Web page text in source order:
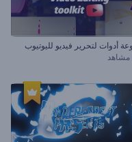
أدوات لتحرير فيديو لليوتيوب